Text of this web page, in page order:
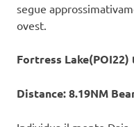
segue
ovest.
Fortress
Distance: 8.19NM